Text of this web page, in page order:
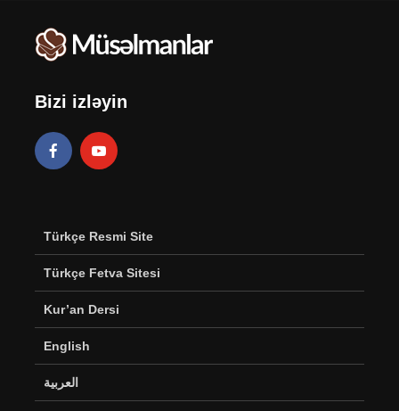
Bizi izləyin
Türkçe Resmi Site
Türkçe Fetva Sitesi
Kur’an Dersi
English
العربية